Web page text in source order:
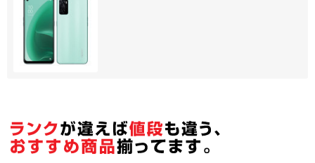
各項目のチェックボックスは「or検索」となります。
ただし機能別のみ「and検索」となります。